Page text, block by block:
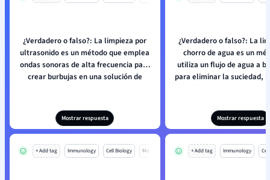
¿Verdadero o falso?: La limpieza por
ultrasonido es un método que emplea
ondas sonoras de alta frecuencia para
crear burbujas en una solución de
limpieza.
Mostrar respuesta
¿Verdadero o falso?: La
chorro de agua es un
utiliza un flujo de agua a
para eliminar la suciedad,
y los
Mostrar respuesta
+ Add tag Immunology Cell Biology Mo + Add tag Immunology